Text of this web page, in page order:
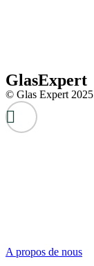
GlasExpert
© Glas Expert
A propos de nous